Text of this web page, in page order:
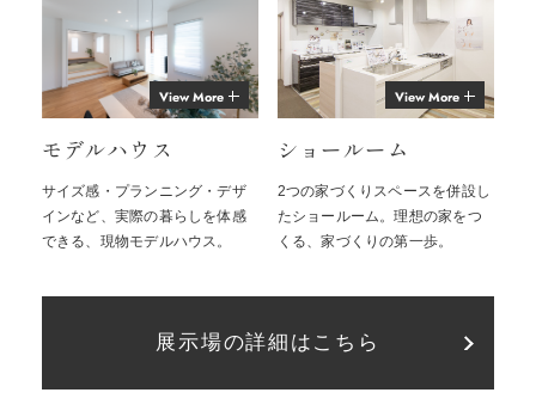
View More
モデルハウス
サイズ感・プランニング・デザ
インなど、実際の暮らしを体感
できる、現物モデルハウス。
View More
ショールーム
2つの家づくりスペースを併設し
たショールーム。理想の家をつ
くる、家づくりの第一歩。
展示場の詳細はこちら